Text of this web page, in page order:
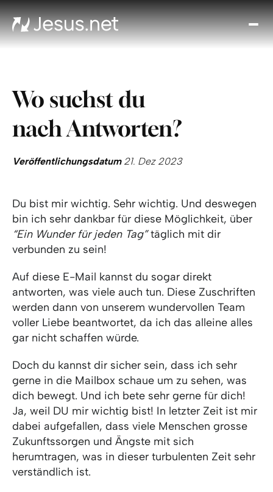
Wo suchst du
nach Antworten?
Veröffentlichungsdatum21. Dez 2023
Du bist mir wichtig. Sehr wichtig. Und deswegen
bin ich sehr dankbar für diese Möglichkeit, über
“Ein Wunder für jeden Tag”täglich mit dir
verbunden zu sein!
Auf diese E-Mail kannst du sogar direkt
antworten, was viele auch tun. Diese Zuschriften
werden dann von unserem wundervollen Team
voller Liebe beantwortet, da ich das alleine alles
gar nicht schaffen würde.
Doch du kannst dir sicher sein, dass ich sehr
gerne in die Mailbox schaue um zu sehen, was
dich bewegt. Und ich bete sehr gerne für dich!
Ja, weil DU mir wichtig bist! In letzter Zeit ist mir
dabei aufgefallen, dass viele Menschen grosse
Zukunftssorgen und Ängste mit sich
herumtragen, was in dieser turbulenten Zeit sehr
verständlich ist.